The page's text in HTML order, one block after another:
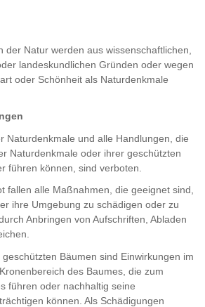
der Natur werden aus wissenschaftlichen,
landeskundlichen Gründen oder wegen
oder Schönheit als Naturdenkmale
Naturdenkmale und alle Handlungen, die
Naturdenkmale oder ihrer geschützten
führen können, sind verboten.
fallen alle Maßnahmen, die geeignet sind,
ihre Umgebung zu schädigen oder zu
Anbringen von Aufschriften, Abladen
Bäumen sind Einwirkungen im
des Baumes, die zum
führen oder nachhaltig seine
können. Als Schädigungen